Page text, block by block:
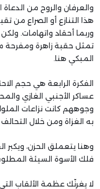
والعرفان والروح من
هذا التنازع أو الصراع
وربما أحقاد واتهامات.
تمثل حقبة زاهرة ومفرحة
المبكي هنا.
الفكرة الرابعة هي حجم
عساكر الأجنبي الغازي
وجوههم كانت نزاعات
به الغزاة ومن خلال
وهنا يتعملق الحزن، ويكبر
فلك الأسوة السيئة
لا يغرنّك عظمة الألقاب